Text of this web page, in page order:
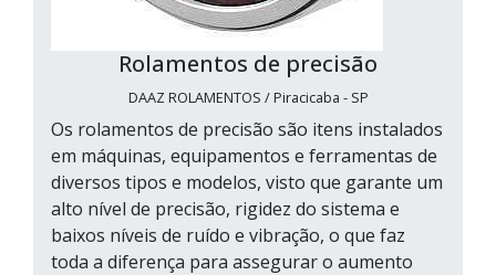
Rolamentos de precisão
DAAZ ROLAMENTOS / Piracicaba - SP
Os rolamentos de precisão são itens instalados
em máquinas, equipamentos e ferramentas de
diversos tipos e modelos, visto que garante um
alto nível de precisão, rigidez do sistema e
baixos níveis de ruído e vibração, o que faz
toda a diferença para assegurar o aumento